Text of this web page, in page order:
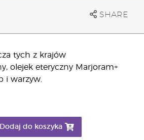
SHARE
tych z krajów
olejek eteryczny Marjoram+
i warzyw.
Dodaj do koszyka